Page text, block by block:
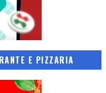
E PIZZARIA